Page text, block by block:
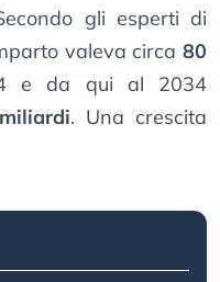
gli esperti di
valeva circa80
e da qui al 2034
. Una crescita